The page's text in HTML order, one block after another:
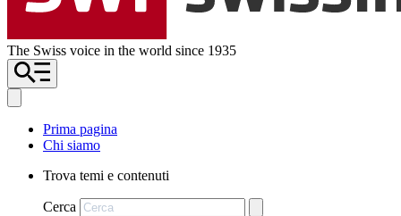
The Swiss voice in the world since 1935
Prima pagina
Chi siamo
Trova temi e contenuti
Cerca